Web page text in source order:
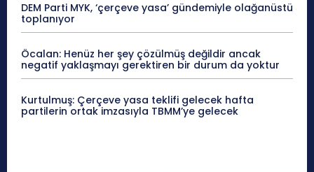
DEM Parti MYK, ‘çerçeve yasa’ gündemiyle olağanüstü
toplanıyor
Öcalan: Henüz her şey çözülmüş değildir ancak
negatif yaklaşmayı gerektiren bir durum da yoktur
Kurtulmuş: Çerçeve yasa teklifi gelecek hafta
partilerin ortak imzasıyla TBMM’ye gelecek